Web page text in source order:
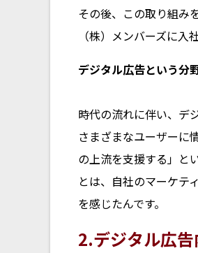
その後、この取り組み
（株）メンバーズに入
――デジタル広告という
時代の流れに伴い、デ
さまざまなユーザーに
の上流を支援する」と
とは、自社のマーケテ
を感じたんです。
2.デジタル広